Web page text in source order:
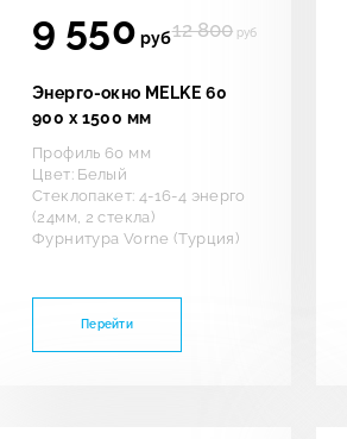
9 550 руб12 800 руб
Энерго-окно MELKE 60
900 х 1500 мм
Профиль 60 мм
Цвет: Белый
Стеклопакет: 4-16-4 энерго
(24мм, 2 стекла)
Фурнитура Vorne (Турция)
Перейти